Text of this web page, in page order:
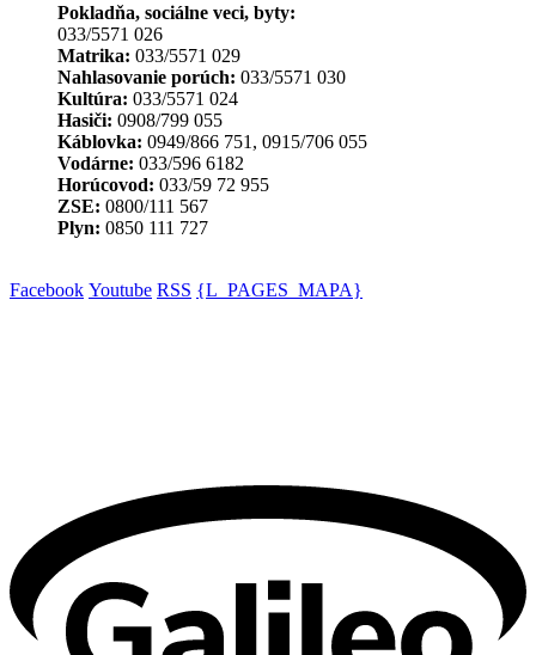
Pokladňa, sociálne veci, byty:
033/5571 026
Matrika: 033/5571 029
Nahlasovanie porúch: 033/5571 030
Kultúra: 033/5571 024
Hasiči: 0908/799 055
Káblovka: 0949/866 751, 0915/706 055
Vodárne: 033/596 6182
Horúcovod: 033/59 72 955
ZSE: 0800/111 567
Plyn: 0850 111 727
Facebook Youtube RSS {L_PAGES_MAPA}